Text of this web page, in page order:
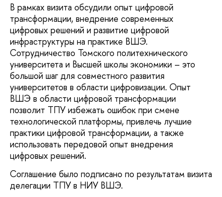
В рамках визита обсудили опыт цифровой
трансформации, внедрение современных
цифровых решений и развитие цифровой
инфраструктуры на практике ВШЭ.
Сотрудничество Томского политехнического
университета и Высшей школы экономики – это
большой шаг для совместного развития
университетов в области цифровизации. Опыт
ВШЭ в области цифровой трансформации
позволит ТПУ избежать ошибок при смене
технологической платформы, привлечь лучшие
практики цифровой трансформации, а также
использовать передовой опыт внедрения
цифровых решений.
Соглашение было подписано по результатам визита
делегации ТПУ в НИУ ВШЭ.